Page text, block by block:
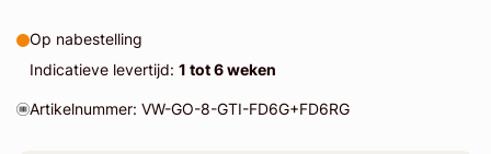
Op nabestelling
Indicatieve levertijd: 1 tot 6 weken
Artikelnummer: VW-GO-8-GTI-FD6G+FD6RG